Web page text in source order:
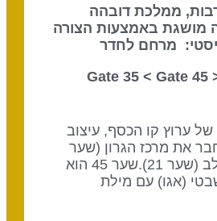
ממלכת דובהה
באמצעות הצורה
מרחם לחדר
Gate
ערוץ קו הכסף, עיצוב
את מרכז הגרון (שער
45) למרכז האגו/לב (שער 21).שער 45 הוא
(אגו) עם מילת